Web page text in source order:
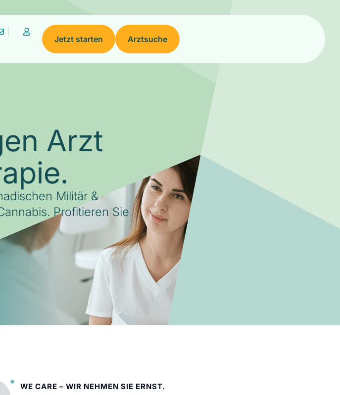
Jetzt starten Arztsuche
Arzt
Militär &
Profitieren Sie
WE CARE – WIR NEHMEN SIE ERNST.